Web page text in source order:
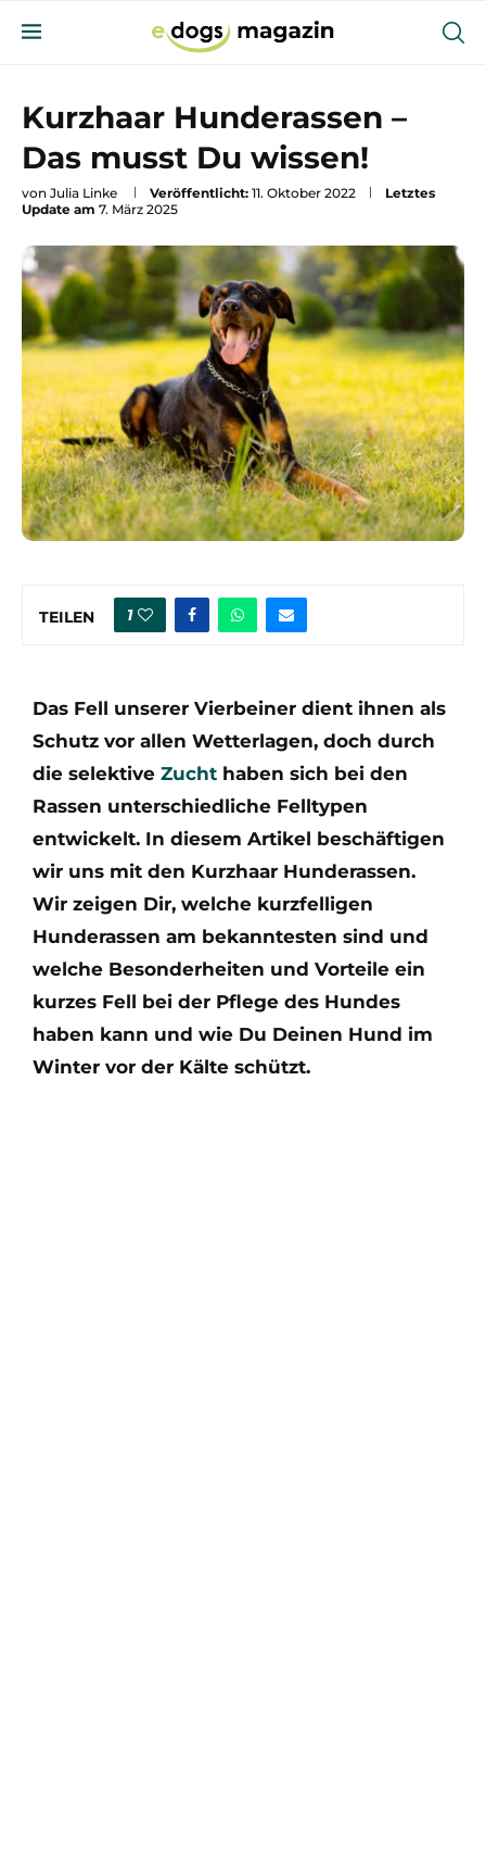
Kurzhaar Hunderassen –
Das musst Du wissen!
von Julia Linke Veröffentlicht: 11. Oktober 2022
Letztes
Update am 7. März 2025
TEILEN 1
Das Fell unserer Vierbeiner dient ihnen als
Schutz vor allen Wetterlagen, doch durch
die selektive Zucht haben sich bei den
Rassen unterschiedliche Felltypen
entwickelt. In diesem Artikel beschäftigen
wir uns mit den Kurzhaar Hunderassen.
Wir zeigen Dir, welche kurzfelligen
Hunderassen am bekanntesten sind und
welche Besonderheiten und Vorteile ein
kurzes Fell bei der Pflege des Hundes
haben kann und wie Du Deinen Hund im
Winter vor der Kälte schützt.